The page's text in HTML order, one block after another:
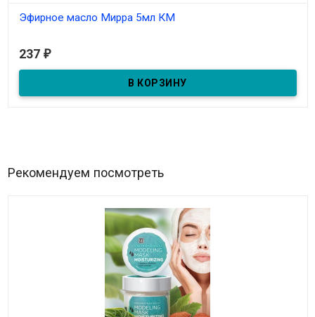
Эфирное масло Мирра 5мл КМ
В наличии
237 ₽
Рекомендуем посмотреть